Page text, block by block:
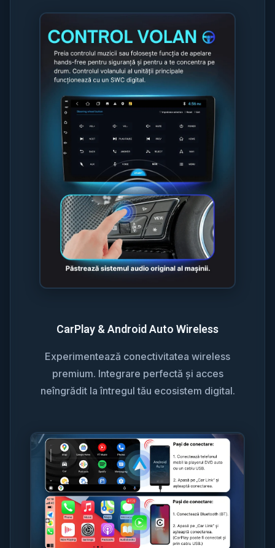
CarPlay & Android Auto Wireless
Experimentează conectivitatea wireless
premium. Integrare perfectă și acces
neîngrădit la întregul tău ecosistem digital.